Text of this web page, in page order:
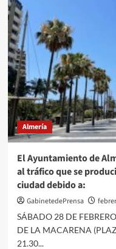
11
nuevos
empleados
públicos
se
incorporan
a
la
Subdelegación
del
Gobierno
Almería
Almería
El Ayuntamiento de
al tráfico que se
ciudad debido a:
GabinetedePrensa
SÁBADO 28 DE
DE LA MACARENA
21.30...